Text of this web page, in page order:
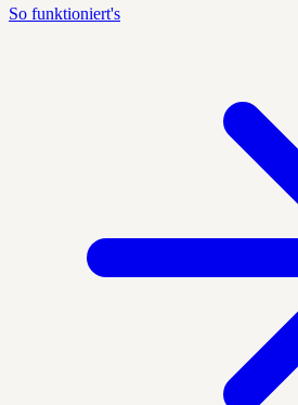
So funktioniert's